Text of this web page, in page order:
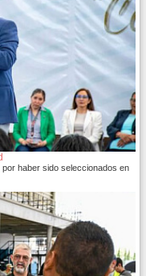
haber sido seleccionados en